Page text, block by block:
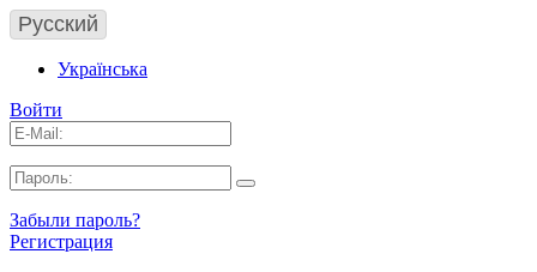
Русский
Українська
Войти
Забыли пароль?
Регистрация